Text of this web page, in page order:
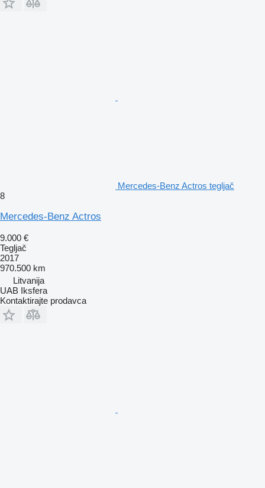
Mercedes-Benz Actros tegljač
8
Mercedes-Benz Actros
9.000 €
Tegljač
2017
970.500 km
Litvanija
UAB Iksfera
Kontaktirajte prodavca